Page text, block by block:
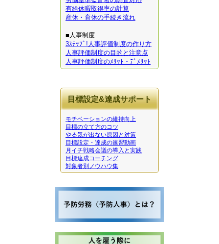
有給休暇取得率の計算
産休・育休の手続き流れ
■人事制度
3ｽﾃｯﾌﾟ!人事評価制度の作り方
人事評価制度の目的と注意点
人事評価制度のﾒﾘｯﾄ・ﾃﾞﾒﾘｯﾄ
目標設定&達成サポート
モチベーションの維持向上
目標の立て方のコツ
やる気が出ない原因と対策
目標設定・達成の速習動画
月イチ戦略会議の導入と実践
目標達成コーチング
対象者別ノウハウ集